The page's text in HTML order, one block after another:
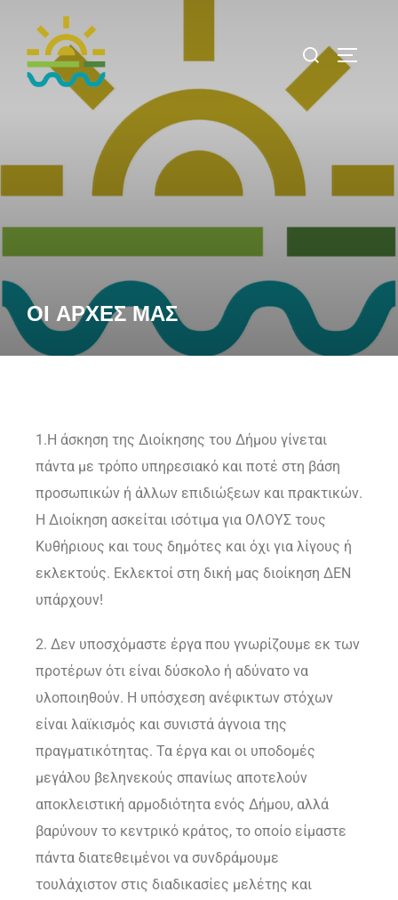
ΟΙ ΑΡΧΕΣ ΜΑΣ
1.Η άσκηση της Διοίκησης του Δήμου γίνεται
πάντα με τρόπο υπηρεσιακό και ποτέ στη βάση
προσωπικών ή άλλων επιδιώξεων και πρακτικών.
Η Διοίκηση ασκείται ισότιμα για ΟΛΟΥΣ τους
Κυθήριους και τους δημότες και όχι για λίγους ή
εκλεκτούς. Εκλεκτοί στη δική μας διοίκηση ΔΕΝ
υπάρχουν!
2. Δεν υποσχόμαστε έργα που γνωρίζουμε εκ των
προτέρων ότι είναι δύσκολο ή αδύνατο να
υλοποιηθούν. Η υπόσχεση ανέφικτων στόχων
είναι λαϊκισμός και συνιστά άγνοια της
πραγματικότητας. Τα έργα και οι υποδομές
μεγάλου βεληνεκούς σπανίως αποτελούν
αποκλειστική αρμοδιότητα ενός Δήμου, αλλά
βαρύνουν το κεντρικό κράτος, το οποίο είμαστε
πάντα διατεθειμένοι να συνδράμουμε
τουλάχιστον στις διαδικασίες μελέτης και